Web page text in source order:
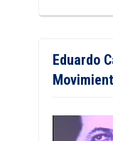
Eduardo